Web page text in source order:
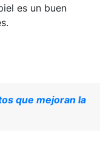
es un buen
que mejoran la